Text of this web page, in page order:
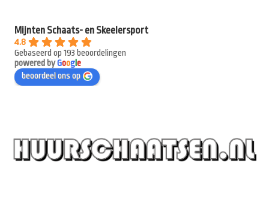
Mijnten Schaats- en Skeelersport
4.8
Gebaseerd op 193 beoordelingen
powered byGooge
beoordeel ons op